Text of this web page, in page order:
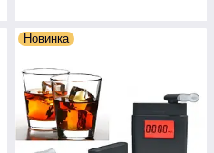
Новинка